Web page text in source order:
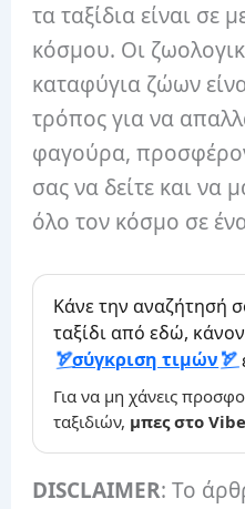
τα ταξίδια είναι σε
κόσμου. Οι
καταφύγια ζώων
τρόπος για να
φαγούρα,
σας να δείτε και να
όλο τον κόσμο σε
Κάνε την αναζήτησή
ταξίδι από εδώ,
σύγκριση τιμών
Για να μη χάνεις
ταξιδιών, μπες στο
DISCLAIMER: Το